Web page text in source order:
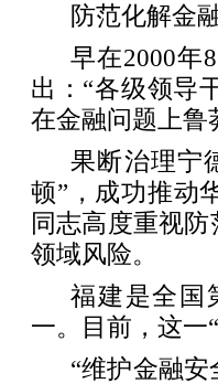
防范化解金
早在2000年
出：“各级领导
在金融问题上鲁
果断治理宁
顿”，成功推动
同志高度重视
领域风险。
福建是全国
一。目前，这一
“维护金融